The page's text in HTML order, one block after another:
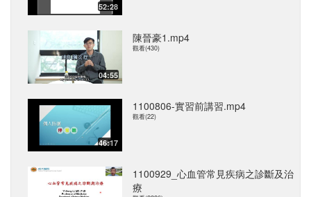
52:28
04:55
陳晉豪1.mp4
觀看(430)
46:17
1100806-實習前講習.mp4
觀看(22)
1100929_心血管常見疾病之診斷及治
療